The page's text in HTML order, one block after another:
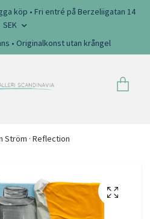
köp • Fri entré på Berzeliigatan 14
SEK
• Originalkonst utan krångel
Ström · Reflection